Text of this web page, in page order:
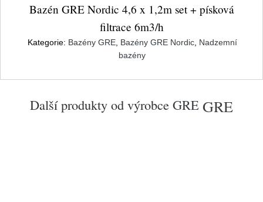
Bazén GRE Nordic 4,6 x 1,2m set + písková
filtrace 6m3/h
Kategorie: Bazény GRE, Bazény GRE Nordic, Nadzemní
bazény
Další produkty od výrobce GRE GRE